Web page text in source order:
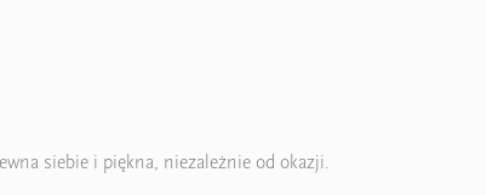
siebie i piękna, niezależnie od okazji.